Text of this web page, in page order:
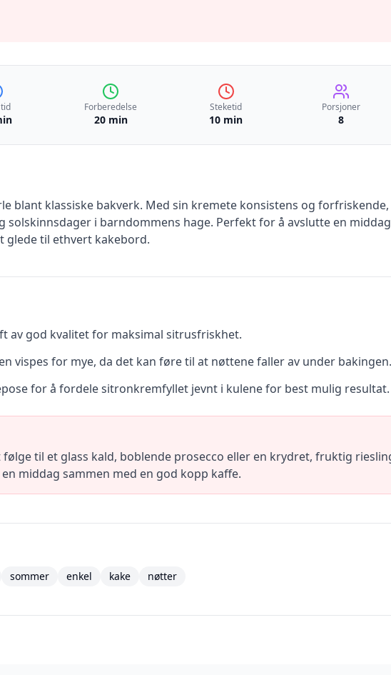
Forberedelse
20 min
Steketid
10 min
Porsjoner
8
blant klassiske bakverk. Med sin kremete konsistens og
solskinnsdager i barndommens hage. Perfekt for å avslutte en
til ethvert kakebord.
av god kvalitet for maksimal sitrusfriskhet.
vispes for mye, da det kan føre til at nøttene faller av under bakingen.
for å fordele sitronkremfyllet jevnt i kulene for best mulig resultat.
til et glass kald, boblende prosecco eller en krydret, fruktig
middag sammen med en god kopp kaffe.
sommer enkel kake nøtter